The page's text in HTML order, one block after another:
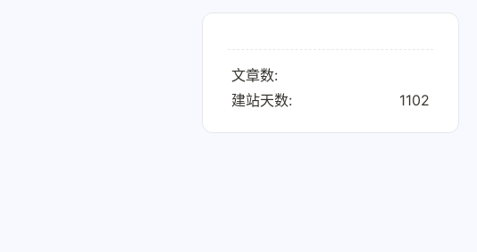
文章数:
建站天数:
1102